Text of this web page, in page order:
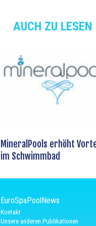
AUCH ZU LESEN
MineralPools erhöht
im Schwimmbad
EuroSpaPoolNews
Kontakt
Unsere anderen Publikationen